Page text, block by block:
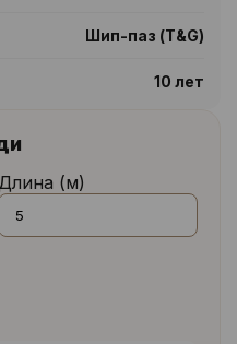
Шип-паз (T&G)
10 лет
(м)